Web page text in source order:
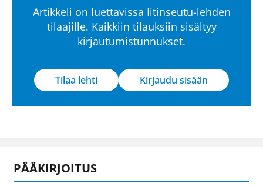
Artikkeli on luettavissa Iitinseutu-lehden
tilaajille. Kaikkiin tilauksiin sisältyy
kirjautumistunnukset.
Tilaa lehti Kirjaudu sisään
PÄÄKIRJOITUS